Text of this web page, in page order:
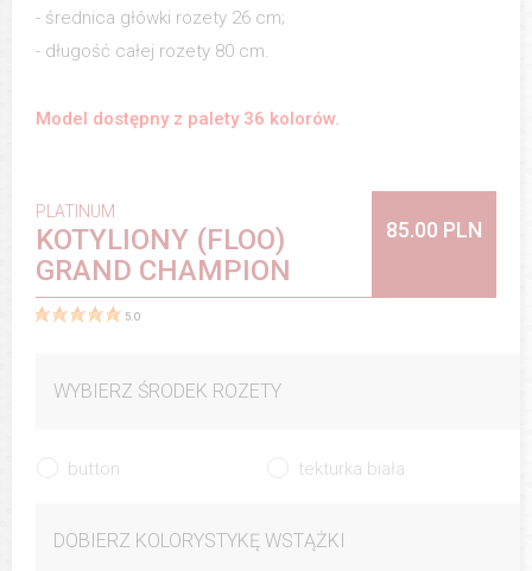
- średnica główki rozety 26 cm;
- długość całej rozety 80 cm.
Model dostępny z palety 36 kolorów.
PLATINUM
KOTYLIONY (FLOO)
GRAND CHAMPION
85.00 PLN
5.0
WYBIERZ ŚRODEK ROZETY
button tekturka biała
DOBIERZ KOLORYSTYKĘ WSTĄŻKI